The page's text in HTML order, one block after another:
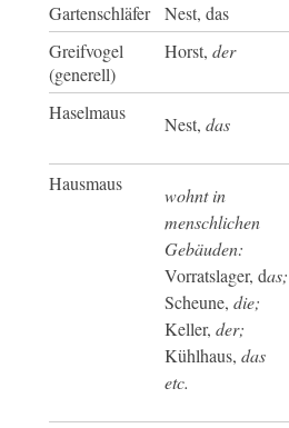
Gartenschläfer Nest, das
Greifvogel
(generell)
Horst, der
Haselmaus
Nest, das
Hausmaus
wohnt in
menschlichen
Gebäuden:
Vorratslager, das;
Scheune, die;
Keller, der;
Kühlhaus, das
etc.